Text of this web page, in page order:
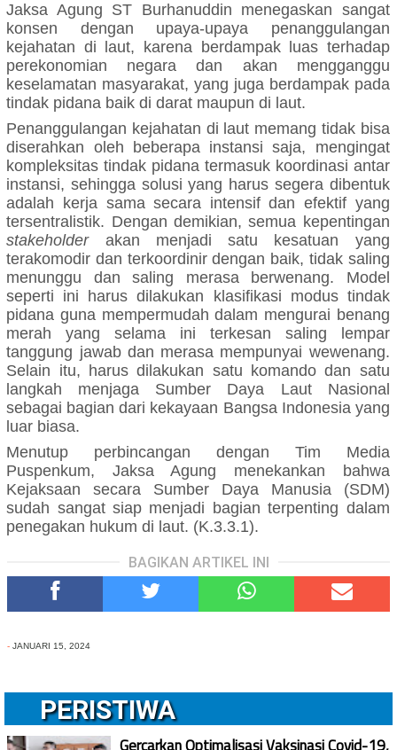
Jaksa Agung ST Burhanuddin menegaskan sangat
konsen dengan upaya-upaya penanggulangan
kejahatan di laut, karena berdampak luas terhadap
perekonomian negara dan akan mengganggu
keselamatan masyarakat, yang juga berdampak pada
tindak pidana baik di darat maupun di laut.
Penanggulangan kejahatan di laut memang tidak bisa
diserahkan oleh beberapa instansi saja, mengingat
kompleksitas tindak pidana termasuk koordinasi antar
instansi, sehingga solusi yang harus segera dibentuk
adalah kerja sama secara intensif dan efektif yang
tersentralistik. Dengan demikian, semua kepentingan
stakeholderakan menjadi satu kesatuan yang
terakomodir dan terkoordinir dengan baik, tidak saling
menunggu dan saling merasa berwenang. Model
seperti ini harus dilakukan klasifikasi modus tindak
pidana guna mempermudah dalam mengurai benang
merah yang selama ini terkesan saling lempar
tanggung jawab dan merasa mempunyai wewenang.
Selain itu, harus dilakukan satu komando dan satu
langkah menjaga Sumber Daya Laut Nasional
sebagai bagian dari kekayaan Bangsa Indonesia yang
luar biasa.
Menutup perbincangan dengan Tim Media
Puspenkum, Jaksa Agung menekankan bahwa
Kejaksaan secara Sumber Daya Manusia (SDM)
sudah sangat siap menjadi bagian terpenting dalam
penegakan hukum di laut. (K.3.3.1).
BAGIKAN ARTIKEL INI
- JANUARI 15, 2024
PERISTIWA